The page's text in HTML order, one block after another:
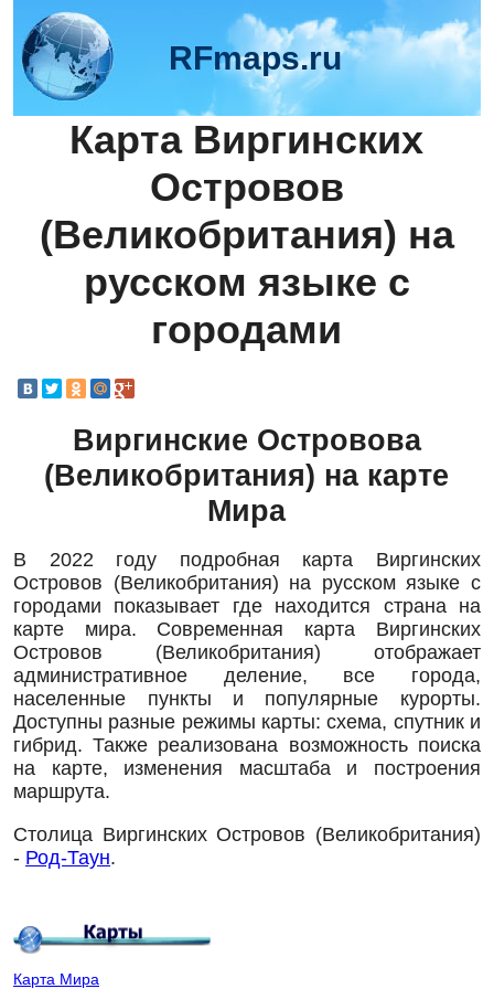
RFmaps.ru
Карта Виргинских
Островов
(Великобритания) на
русском языке с
городами
Виргинские Островова
(Великобритания) на карте
Мира
В 2022 году подробная карта Виргинских
Островов (Великобритания) на русском языке с
городами показывает где находится страна на
карте мира. Современная карта Виргинских
Островов (Великобритания) отображает
административное деление, все города,
населенные пункты и популярные курорты.
Доступны разные режимы карты: схема, спутник и
гибрид. Также реализована возможность поиска
на карте, изменения масштаба и построения
маршрута.
Столица Виргинских Островов (Великобритания)
- Род-Таун.
Карта Мира